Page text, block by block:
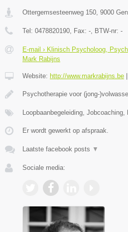
Ottergemsesteenweg 150 9000
Tel: 0478820190 , Fax: - , BTW-nr: -
E-mail › Klinisch Psycholoog,
Mark Rabijns
Website: http://www.markrabijns.be
Psychotherapie voor (jong-
Loopbaanbegeleiding,
Er wordt gewerkt op afspraak.
Laatste facebook posts ▼
Sociale media: